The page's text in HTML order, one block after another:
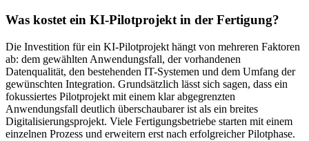
Was kostet ein KI-Pilotprojekt in der Fertigung?
Die Investition für ein KI-Pilotprojekt hängt von mehreren Faktoren
ab: dem gewählten Anwendungsfall, der vorhandenen
Datenqualität, den bestehenden IT-Systemen und dem Umfang der
gewünschten Integration. Grundsätzlich lässt sich sagen, dass ein
fokussiertes Pilotprojekt mit einem klar abgegrenzten
Anwendungsfall deutlich überschaubarer ist als ein breites
Digitalisierungsprojekt. Viele Fertigungsbetriebe starten mit einem
einzelnen Prozess und erweitern erst nach erfolgreicher Pilotphase.